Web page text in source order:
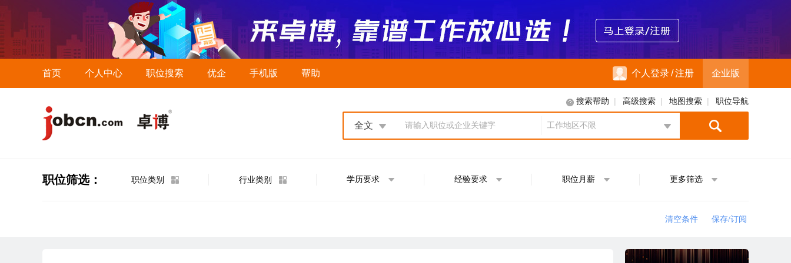
首页 个人中心 职位搜索 优企 手机版 帮助 个人登录/注册 企业版
搜索帮助 | 高级搜索 | 地图搜索 | 职位导航
请输入职位或企业关键字
全文 工作地区不限
职位筛选： 职位类别 行业类别 学历要求 经验要求 职位月薪 更多筛选
清空条件 保存/订阅